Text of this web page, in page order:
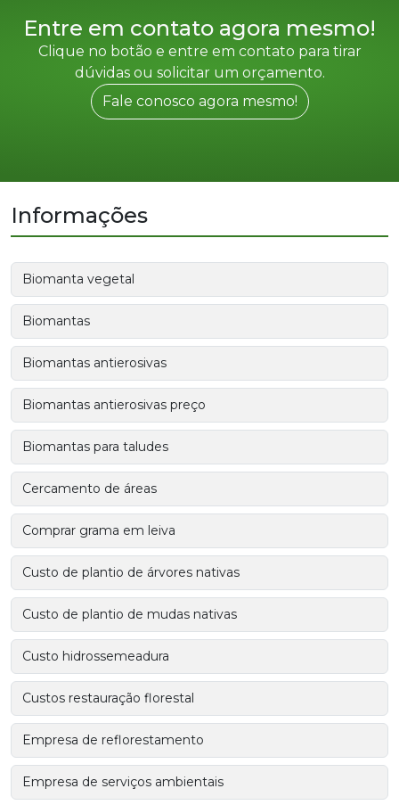
Entre em contato agora mesmo!
Clique no botão e entre em contato para tirar
dúvidas ou solicitar um orçamento.
Fale conosco agora mesmo!
Informações
Biomanta vegetal
Biomantas
Biomantas antierosivas
Biomantas antierosivas preço
Biomantas para taludes
Cercamento de áreas
Comprar grama em leiva
Custo de plantio de árvores nativas
Custo de plantio de mudas nativas
Custo hidrossemeadura
Custos restauração florestal
Empresa de reflorestamento
Empresa de serviços ambientais